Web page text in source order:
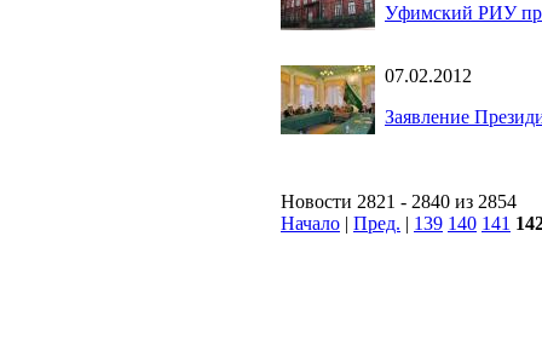
Уфимский РИУ
07.02.2012
Заявление
Новости 2821 - 2840 из 2854
Начало | Пред. | 139 140 141